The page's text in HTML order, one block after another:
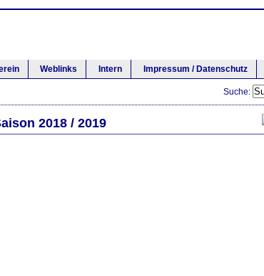
Weblinks Intern Impressum / Datenschutz
Suche:
2018 / 2019